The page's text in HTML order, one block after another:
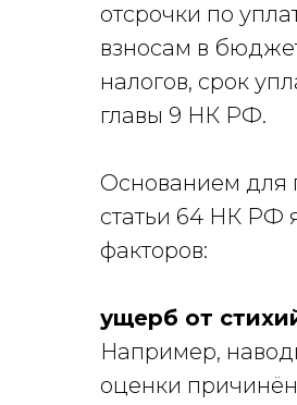
отсрочки по
взносам в
налогов, срок
главы 9 НК РФ.
Основанием для
статьи 64 НК РФ
факторов:
ущерб от
Например,
оценки